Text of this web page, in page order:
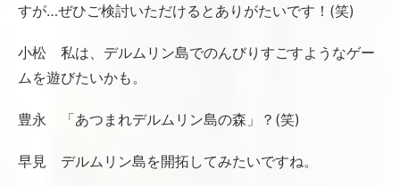
すが…ぜひご検討いただけるとありがたいです！(笑)
小松 私は、デルムリン島でのんびりすごすようなゲー
ムを遊びたいかも。
豊永 「あつまれデルムリン島の森」？(笑)
早見 デルムリン島を開拓してみたいですね。